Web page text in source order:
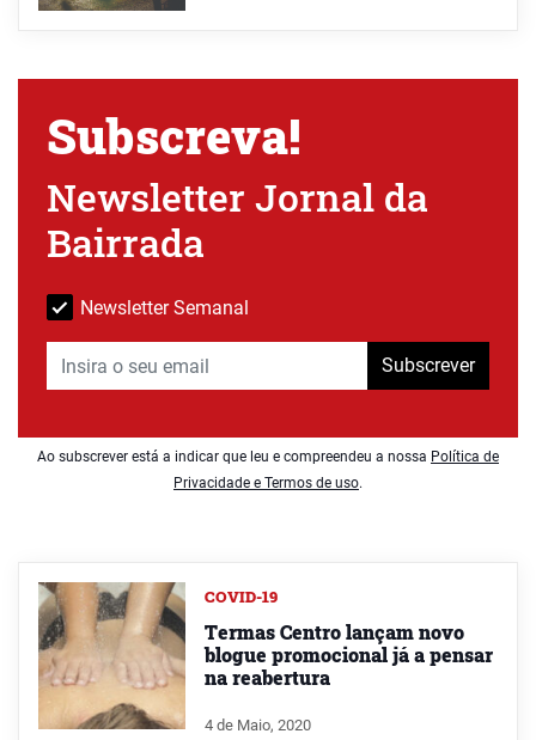
Subscreva!
Newsletter Jornal da
Bairrada
Newsletter Semanal
Subscrever
Ao subscrever está a indicar que leu e compreendeu a nossa Política de
Privacidade e Termos de uso.
COVID-19
Termas Centro lançam novo
blogue promocional já a pensar
na reabertura
4 de Maio, 2020